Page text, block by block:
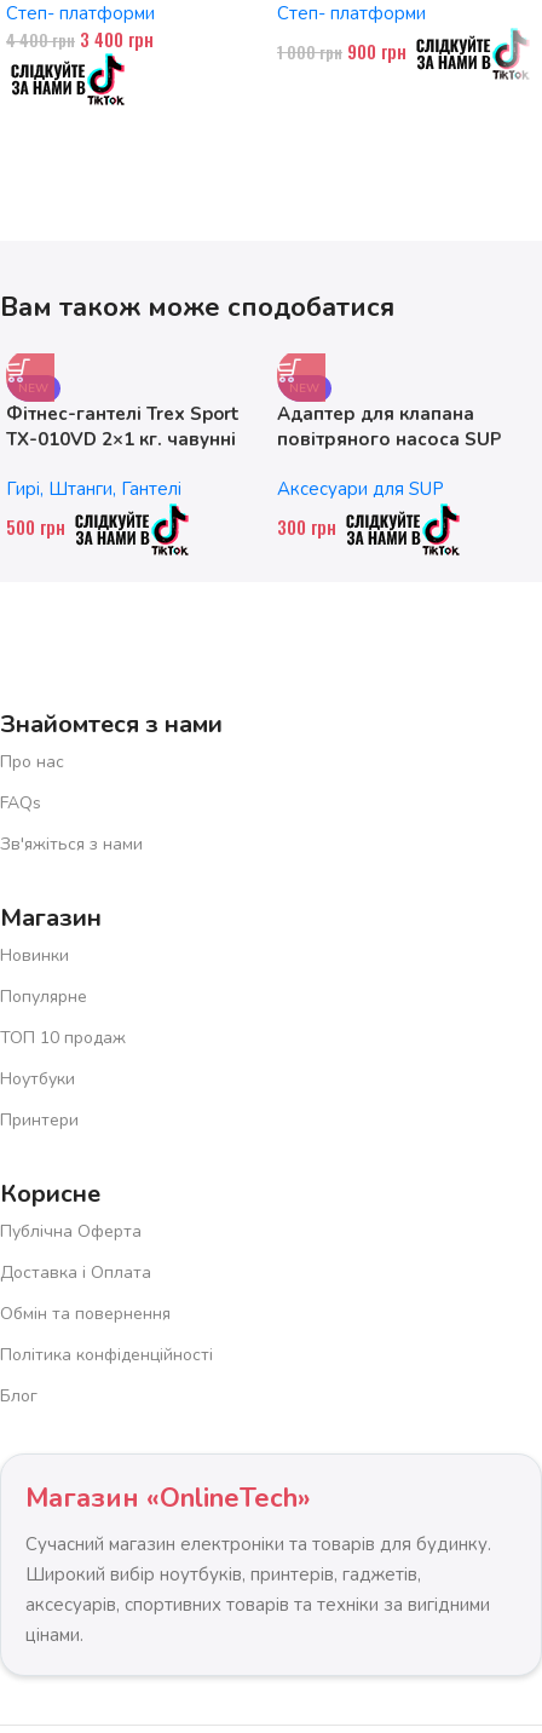
Степ- платформи
4 400грн 3 400 грн
рівні
Степ- платформи
1 000грн 900 грн
Вам також може сподобатися
NEW
Фітнес-гантелі Trex Sport
TX-010VD 2×1 кг. чавунні
Гирі, Штанги, Гантелі
500 грн
NEW
Адаптер для клапана
повітряного насоса SUP
Аксесуари для SUP
300 грн
Знайомтеся з нами
Про нас
FAQs
Зв'яжіться з нами
Магазин
Новинки
Популярне
ТОП 10 продаж
Ноутбуки
Принтери
Корисне
Публічна Оферта
Доставка і Оплата
Обмін та повернення
Політика конфіденційності
Блог
Магазин «OnlineTech»
Сучасний магазин електроніки та товарів для будинку.
Широкий вибір ноутбуків, принтерів, гаджетів,
аксесуарів, спортивних товарів та техніки за вигідними
цінами.